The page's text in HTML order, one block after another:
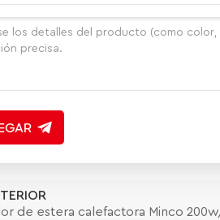
de estera calefactora Minco